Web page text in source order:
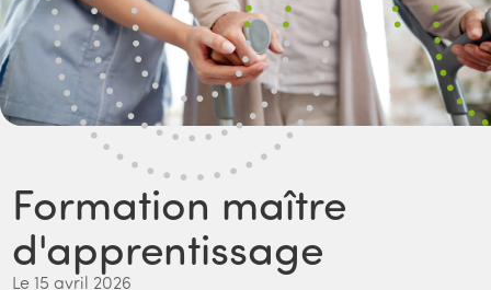
Formation maître
d'apprentissage
Le 15 avril 2026